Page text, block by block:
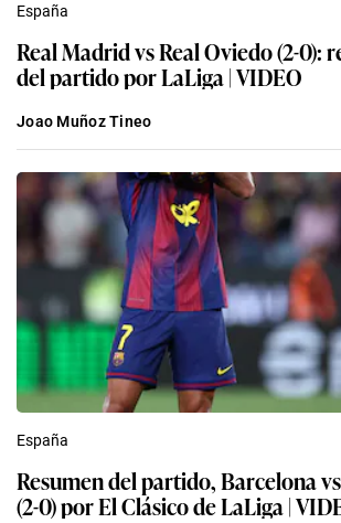
España
Real Madrid vs Real Oviedo (2-0):
del partido por LaLiga | VIDEO
Joao Muñoz Tineo
España
Resumen del partido, Barcelona
(2-0) por El Clásico de LaLiga |